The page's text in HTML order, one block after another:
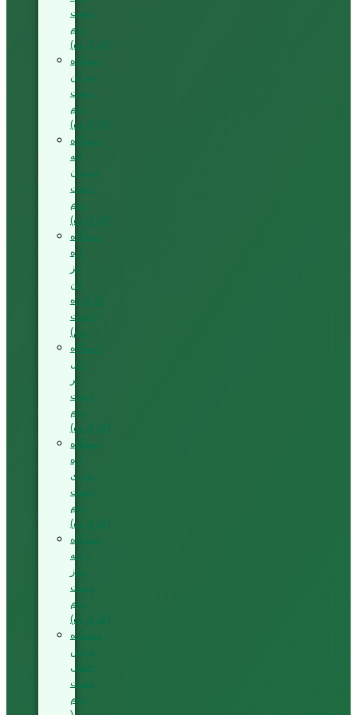
دست
دوم
(کارکرده)
دستگاه
دورکن
دست
دوم
(کارکرده)
دستگاه
لبه
چسبان
دست
دوم
(کارکرده)
دستگاه
اره
تیز
کن
کارکرده
(دست
دوم)
دستگاه
پانل
بر
دست
دوم
(کارکرده)
دستگاه
اره
نواری
دست
دوم
(کارکرده)
دستگاه
زبانه
ساز
دست
دوم
(کارکرده)
دستگاه
تراش
خطی
دست
دوم